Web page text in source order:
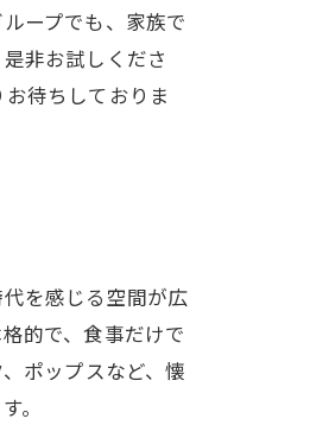
ープでも、家族で
非お試しくださ
待ちしておりま
を感じる空間が広
的で、食事だけで
ポップスなど、懐
。